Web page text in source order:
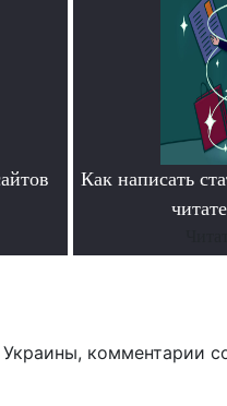
Как написать
комментарии